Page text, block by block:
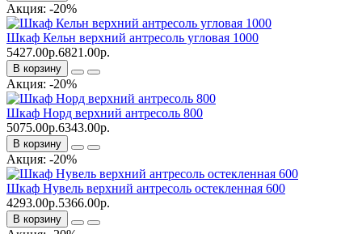
Акция: -20%
Шкаф Кельн верхний антресоль угловая 1000
5427.00р.6821.00р.
В корзину
Акция: -20%
Шкаф Норд верхний антресоль 800
5075.00р.6343.00р.
В корзину
Акция: -20%
Шкаф Нувель верхний антресоль остекленная 600
4293.00р.5366.00р.
В корзину